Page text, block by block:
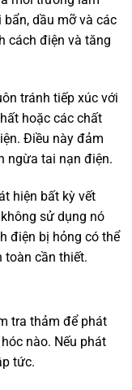
dầu mỡ và các
cách điện và tăng
tránh tiếp xúc với
hoặc các chất
Điều này đảm
ngừa tai nạn điện.
hiện bất kỳ vết
sử dụng nó
điện bị hỏng có thể
toàn cần thiết.
tra thảm để phát
nào. Nếu phát
tức.